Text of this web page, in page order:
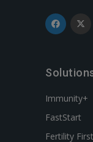
Immunity+
FastStart
Fertility First